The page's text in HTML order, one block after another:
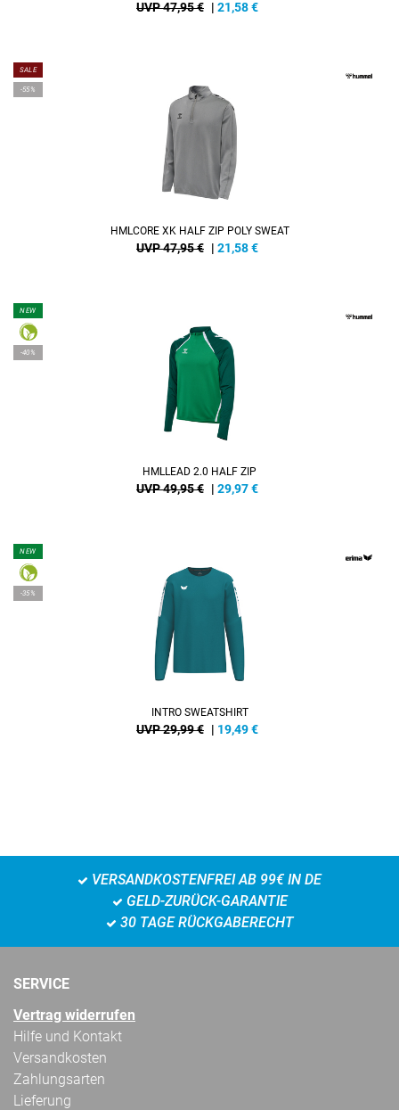
UVP 47,95 € | 21,58€
SALE
-55%
HMLCORE XK HALF ZIP POLY SWEAT
UVP 47,95 € | 21,58€
NEW
-40%
HMLLEAD 2.0 HALF ZIP
UVP 49,95 € | 29,97€
NEW
-35%
INTRO SWEATSHIRT
UVP 29,99 € | 19,49€
VERSANDKOSTENFREI AB 99€ IN DE
GELD-ZURÜCK-GARANTIE
30 TAGE RÜCKGABERECHT
SERVICE
Vertrag widerrufen
Hilfe und Kontakt
Versandkosten
Zahlungsarten
Lieferung